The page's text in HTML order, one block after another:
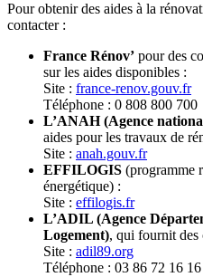
Pour obtenir des aides à la
contacter :
France Rénov’ pour des
sur les aides disponibles :
Site : france-renov.gouv.fr
Téléphone : 0 808 800 700
L’ANAH (Agence
aides pour les travaux de
Site : anah.gouv.fr
EFFILOGIS (programme
énergétique) :
Site : effilogis.fr
L’ADIL (Agence
Logement), qui fournit des
Site : adil89.org
Téléphone : 03 86 72 16 16